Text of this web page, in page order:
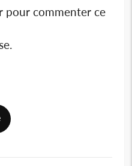
pour commenter ce